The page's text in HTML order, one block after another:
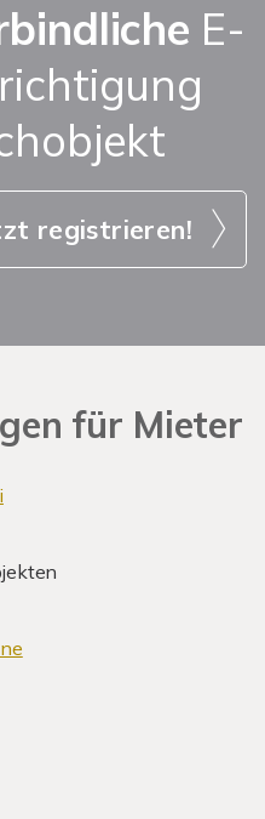
E-
registrieren!
für Mieter